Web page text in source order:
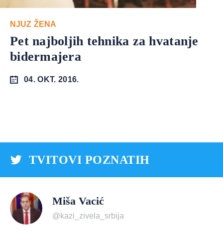
NJUZ ŽENA
Pet najboljih tehnika za hvatanje
bidermajera
04. OKT. 2016.
TVITOVI POZNATIH
Miša Vacić
@kazi_zivela_srbija